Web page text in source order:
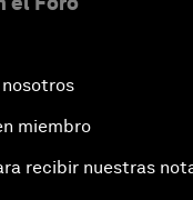
miembro
recibir nuestras